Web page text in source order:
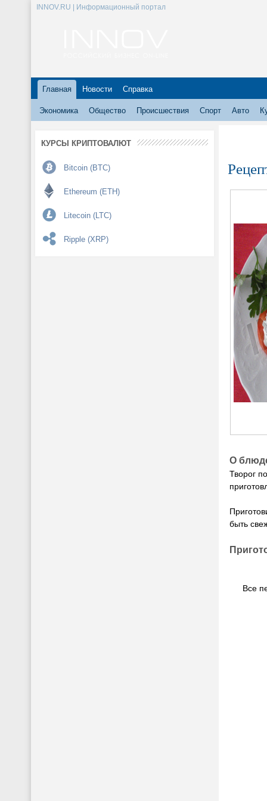
INNOV.RU | Информационный портал
Главная Новости Справка
Экономика Общество Происшествия Спорт Авто
КУРСЫ КРИПТОВАЛЮТ
Bitcoin (BTC)
Ethereum (ETH)
Litecoin (LTC)
Ripple (XRP)
О
Творог
быть
Все